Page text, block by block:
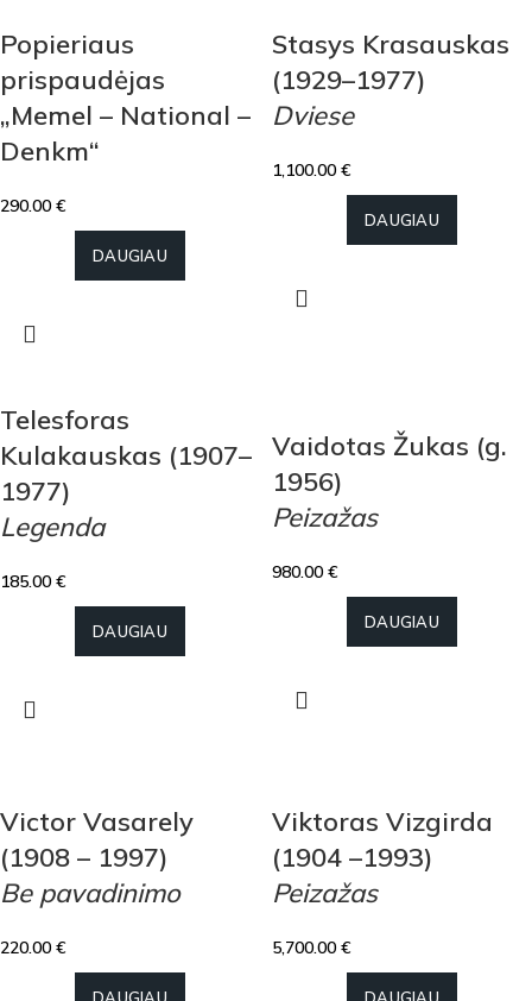
Popieriaus
prispaudėjas
„Memel – National –
Denkm“
290.00 €
DAUGIAU
Stasys Krasauskas
(1929–1977)
Dviese
1,100.00 €
DAUGIAU
Telesforas
Kulakauskas (1907–
1977)
Legenda
185.00 €
DAUGIAU
Vaidotas Žukas (g.
1956)
Peizažas
980.00 €
DAUGIAU
Victor Vasarely
(1908 – 1997)
Be pavadinimo
220.00 €
Viktoras Vizgirda
(1904 –1993)
Peizažas
5,700.00 €